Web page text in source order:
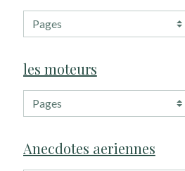
les moteurs
Anecdotes aeriennes